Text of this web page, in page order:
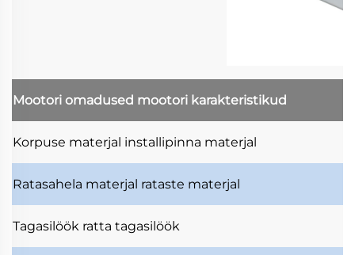
Mootori omadused mootori karakteristikud
Korpuse materjal installipinna materjal
Ratasahela materjal rataste materjal
Tagasilöök ratta tagasilöök